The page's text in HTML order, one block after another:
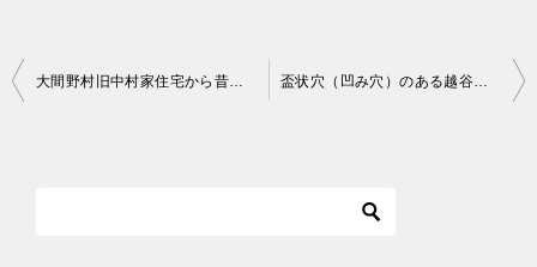
投
大間野村旧中村家住宅から昔の綾瀬川沿いをたどって石仏を巡った。 盃状穴（凹み穴）のある越谷市内の石造物｜石灯籠・庚申塔・石…